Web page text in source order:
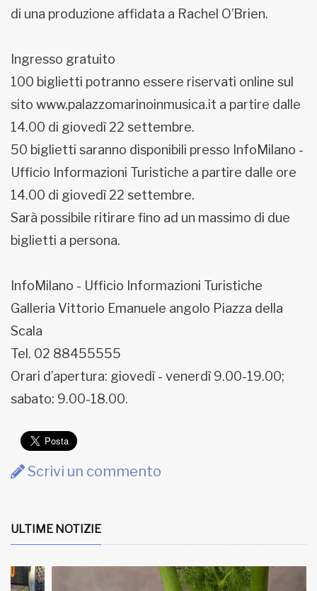
di una produzione affidata a Rachel O’Brien.
Ingresso gratuito
100 biglietti potranno essere riservati online sul
sito www.palazzomarinoinmusica.it a partire dalle
14.00 di giovedì 22 settembre.
50 biglietti saranno disponibili presso InfoMilano -
Ufficio Informazioni Turistiche a partire dalle ore
14.00 di giovedì 22 settembre.
Sarà possibile ritirare fino ad un massimo di due
biglietti a persona.
InfoMilano - Ufficio Informazioni Turistiche
Galleria Vittorio Emanuele angolo Piazza della
Scala
Tel. 02 88455555
Orari d’apertura: giovedì - venerdì 9.00-19.00;
sabato: 9.00-18.00.
Scrivi un commento
ULTIME NOTIZIE